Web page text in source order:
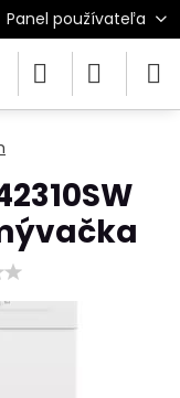
Panel používateľa